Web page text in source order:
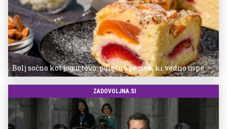
Bolj sočno kot jogurtovo: poletno pecivo, ki vedno uspe
ZADOVOLJNA.SI